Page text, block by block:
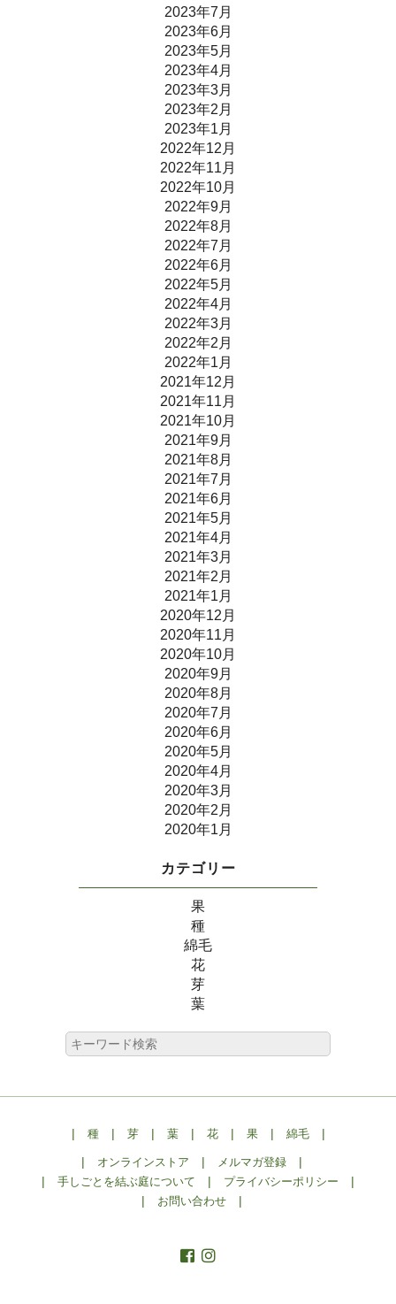
2023年7月
2023年6月
2023年5月
2023年4月
2023年3月
2023年2月
2023年1月
2022年12月
2022年11月
2022年10月
2022年9月
2022年8月
2022年7月
2022年6月
2022年5月
2022年4月
2022年3月
2022年2月
2022年1月
2021年12月
2021年11月
2021年10月
2021年9月
2021年8月
2021年7月
2021年6月
2021年5月
2021年4月
2021年3月
2021年2月
2021年1月
2020年12月
2020年11月
2020年10月
2020年9月
2020年8月
2020年7月
2020年6月
2020年5月
2020年4月
2020年3月
2020年2月
2020年1月
カテゴリー
果
種
綿毛
花
芽
葉
| 種| 芽| 葉| 花| 果| 綿毛|
| オンラインストア | メルマガ登録 |
| 手しごとを結ぶ庭について | プライバシーポリシー |
| お問い合わせ |